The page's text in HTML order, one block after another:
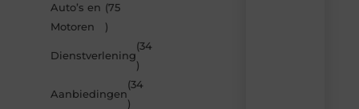
Auto’s en
Motoren
(75
)
Dienstverlening
(34
)
Aanbiedingen
(34
)